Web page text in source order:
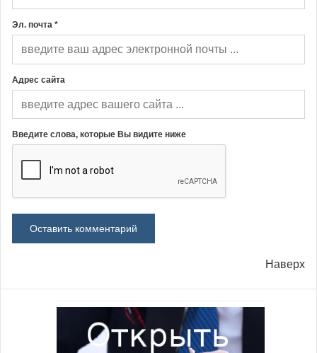
Эл. почта *
Адрес сайта
Введите слова, которые Вы видите ниже
Наверх